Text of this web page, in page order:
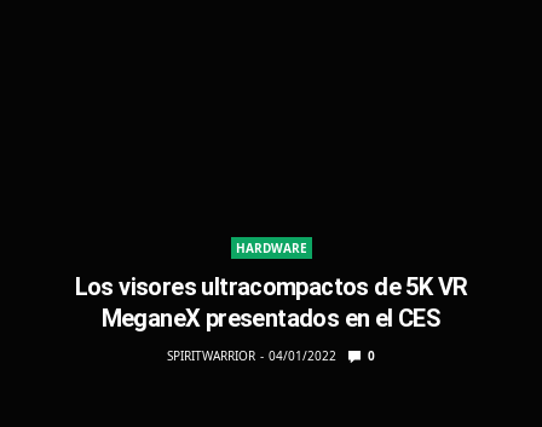
HARDWARE
Los visores ultracompactos de 5K VR
MeganeX presentados en el CES
SPIRITWARRIOR 04/01/2022 0